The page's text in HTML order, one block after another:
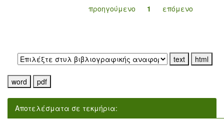
προηγούμενο 1 επόμενο
Αποτελέσματα σε τεκμήρια: